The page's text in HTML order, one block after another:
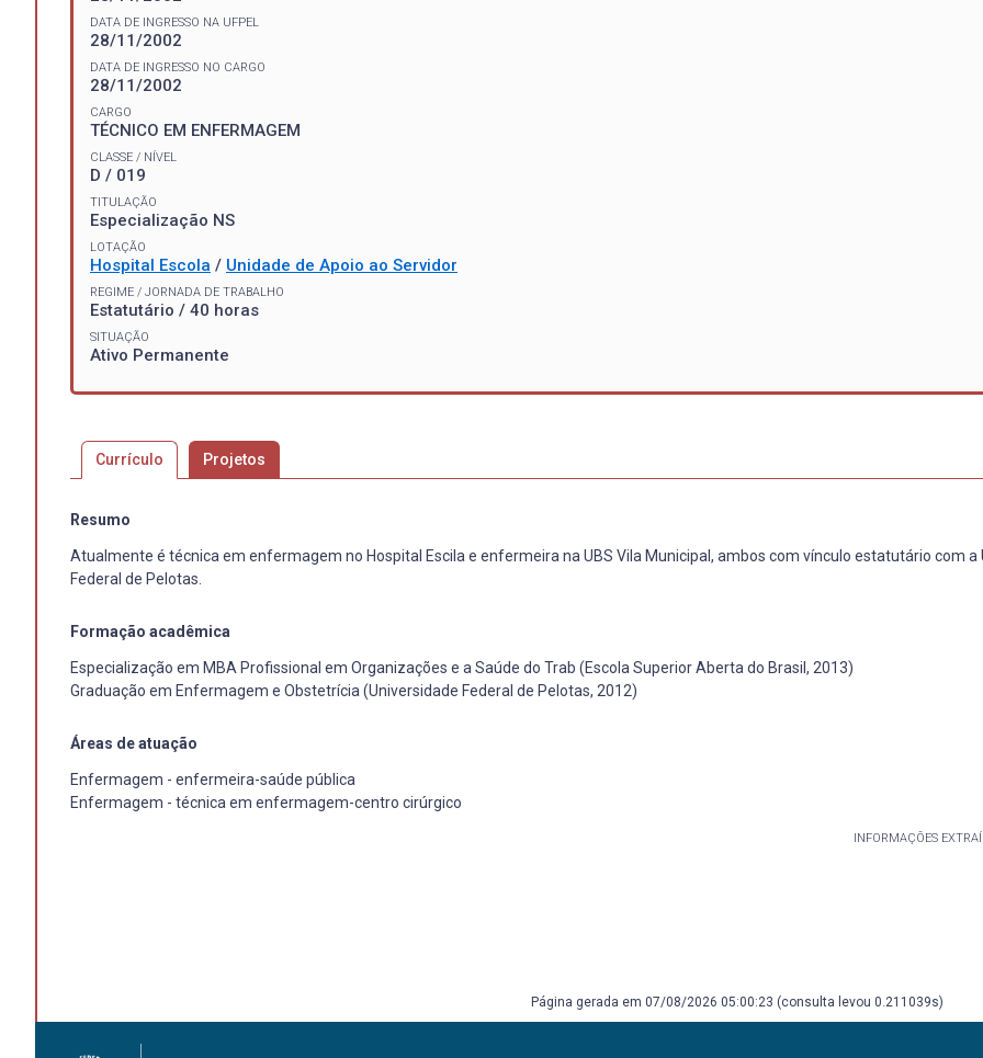
DATA DE INGRESSO NA UFPEL
28/11/2002
DATA DE INGRESSO NO CARGO
28/11/2002
CARGO
TÉCNICO EM ENFERMAGEM
CLASSE / NÍVEL
D / 019
TITULAÇÃO
Especialização NS
LOTAÇÃO
Hospital Escola / Unidade de Apoio ao Servidor
REGIME / JORNADA DE TRABALHO
Estatutário / 40 horas
SITUAÇÃO
Ativo Permanente
Currículo Projetos
Resumo
Atualmente é técnica em enfermagem no Hospital Escila e enfermeira na UBS Vila Municipal, ambos com vínculo estatutário com a
Federal de Pelotas.
Formação acadêmica
Especialização em MBA Profissional em Organizações e a Saúde do Trab (Escola Superior Aberta do Brasil, 2013)
Graduação em Enfermagem e Obstetrícia (Universidade Federal de Pelotas, 2012)
Áreas de atuação
Enfermagem - enfermeira-saúde pública
Enfermagem - técnica em enfermagem-centro cirúrgico
INFORMAÇÕES
Página gerada em 07/08/2026 05:00:23 (consulta levou 0.211039s)